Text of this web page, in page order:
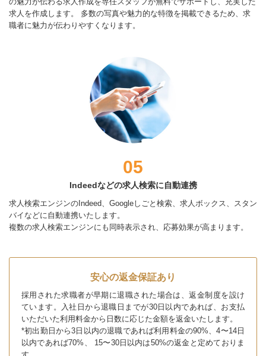
求人を作成します。 多数の写真や魅力的な特徴を掲載できるため、求
職者に魅力が伝わりやすくなります。
05
Indeedなどの求人検索に自動連携
求人検索エンジンのIndeed、Googleしごと検索、求人ボックス、スタン
バイなどに自動連携いたします。
複数の求人検索エンジンにも同時表示され、応募効果が高まります。
安心の返金保証あり
採用された求職者が早期に退職された場合は、返金制度を設け
ています。入社日から退職日までが30日以内であれば、お支払
いただいた利用料金から日数に応じた金額を返金いたします。
*初出勤日から3日以内の退職であれば利用料金の90%、4〜14日
以内であれば70%、 15〜30日以内は50%の返金と定めておりま